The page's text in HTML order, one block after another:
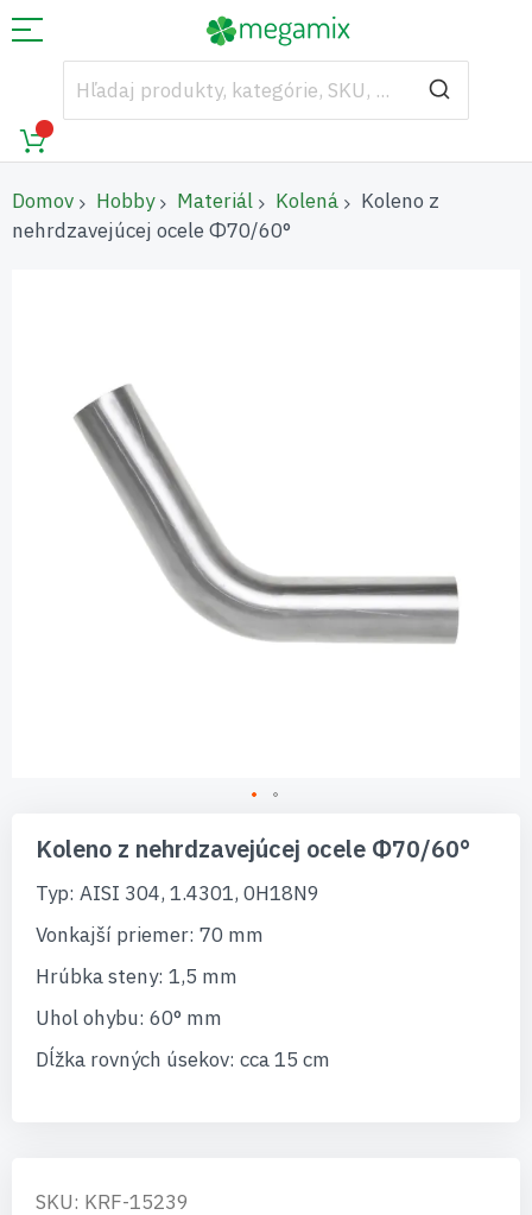
Domov Hobby Materiál Kolená
Koleno z
nehrdzavejúcej ocele Φ70/60°
začiatok
galérie
obrázkov
Koleno z nehrdzavejúcej ocele Φ70/60°
Typ: AISI 304, 1.4301, 0H18N9
Vonkajší priemer: 70 mm
Hrúbka steny: 1,5 mm
Uhol ohybu: 60° mm
Dĺžka rovných úsekov: cca 15 cm
SKU: KRF-15239